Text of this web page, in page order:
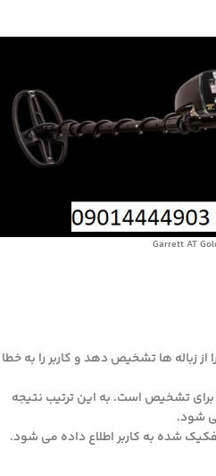
زباله ها تشخیص دهد و کاربر را به خطا
نقطه تفکیک برای تشخیص است. به این ترتیب نتیجه
شود.
شده به کاربر اطلاع داده می شود.